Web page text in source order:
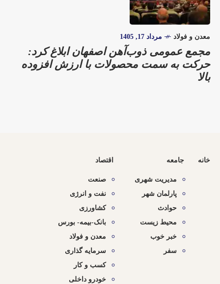
معدن و فولاد مرداد 17, 1405
مجمع عمومی ذوب‌آهن اصفهان ابلاغ کرد:
حرکت به سمت محصولات با ارزش افزوده
بالا
خانه جامعه
مدیریت شهری
پارلمان شهر
حوادث
محیط زیست
خبر خوب
سفر
اقتصاد
صنعت
نفت و انرژی
کشاورزی
بانک-بیمه- بورس
معدن و فولاد
سرمایه گذاری
کسب و کار
خودرو داخلی